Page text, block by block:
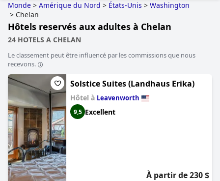
Monde > Amérique du Nord > États-Unis > Washington
> Chelan
Hôtels reservés aux adultes à Chelan
24 HOTELS A CHELAN
Le classement peut être influencé par les commissions que nous
recevons.
Solstice Suites (Landhaus Erika)
Hôtel à Leavenworth
9,5 Excellent
À partir de 230 $